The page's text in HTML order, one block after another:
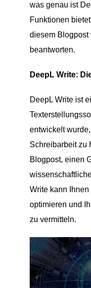
was genau ist
Funktionen
diesem Blogpost
beantworten.
DeepL Write:
DeepL Write ist
entwickelt
Schreibarbeit zu
Blogpost, einen
Write kann
optimieren und
zu vermitteln.